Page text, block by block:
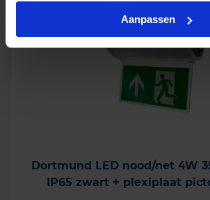
Aanpassen
Dortmund LED nood/net 4W
IP65 zwart + plexiplaat